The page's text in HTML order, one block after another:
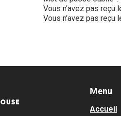
Vous n’avez pas reçu
Vous n’avez pas
Menu
Accueil